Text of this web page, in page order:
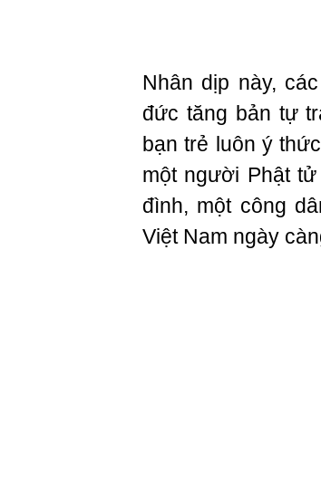
Nhân dịp này,
đức tăng bản tự
bạn trẻ luôn ý
một người Phật
đình, một công
Việt Nam ngày